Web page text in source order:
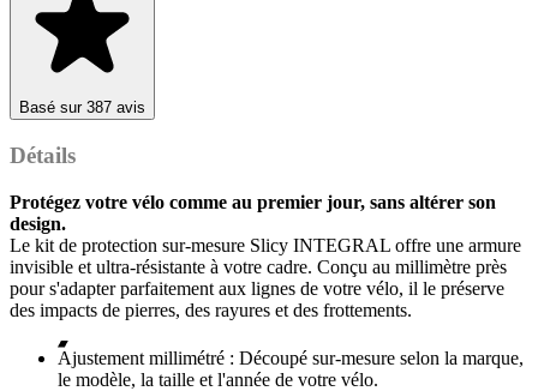
Basé sur 387 avis
Détails
Protégez votre vélo comme au premier jour, sans altérer son
design.
Le kit de protection sur-mesure Slicy INTEGRAL offre une armure
invisible et ultra-résistante à votre cadre. Conçu au millimètre près
pour s'adapter parfaitement aux lignes de votre vélo, il le préserve
des impacts de pierres, des rayures et des frottements.
Ajustement millimétré : Découpé sur-mesure selon la marque,
le modèle, la taille et l'année de votre vélo.